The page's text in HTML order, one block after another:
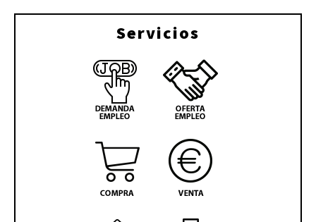
Servicios